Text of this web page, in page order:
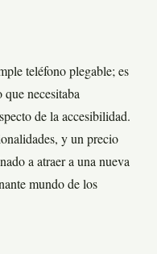
teléfono plegable; es
necesitaba
de la accesibilidad.
y un precio
a atraer a una nueva
mundo de los